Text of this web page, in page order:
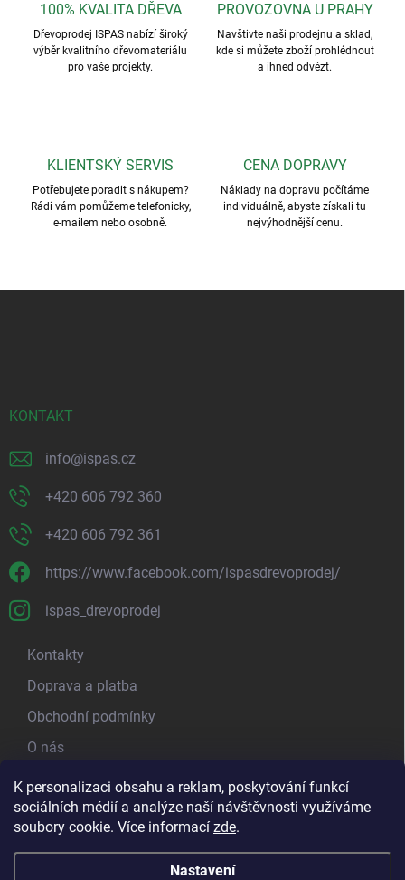
K personalizaci obsahu a reklam, poskytování funkcí
sociálních médií a analýze naší návštěvnosti využíváme
soubory cookie. Více informací zde.
Nastavení
100% KVALITA DŘEVA
Dřevoprodej ISPAS nabízí široký
výběr kvalitního dřevomateriálu
pro vaše projekty.
PROVOZOVNA U PRAHY
Navštivte naši prodejnu a sklad,
kde si můžete zboží prohlédnout
a ihned odvézt.
KLIENTSKÝ SERVIS
Potřebujete poradit s nákupem?
Rádi vám pomůžeme telefonicky,
e-mailem nebo osobně.
CENA DOPRAVY
Náklady na dopravu počítáme
individuálně, abyste získali tu
nejvýhodnější cenu.
KONTAKT
info@ispas.cz
+420 606 792 360
+420 606 792 361
https://www.facebook.com/ispasdrevoprodej/
ispas_drevoprodej
Kontakty
Doprava a platba
Obchodní podmínky
O nás
Kamenná prodejna
Blog - píšeme o dřevu